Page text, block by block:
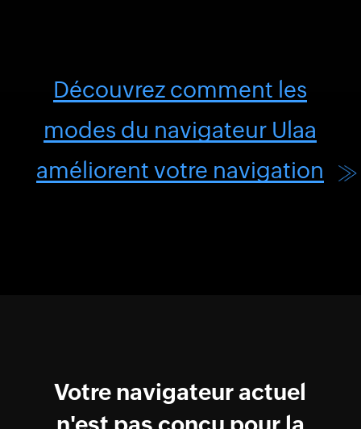
Découvrez comment les
modes du navigateur Ulaa
améliorent votre navigation
Votre navigateur actuel